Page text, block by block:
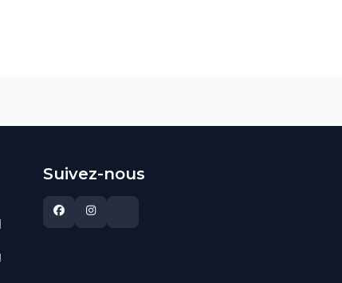
Suivez-nous